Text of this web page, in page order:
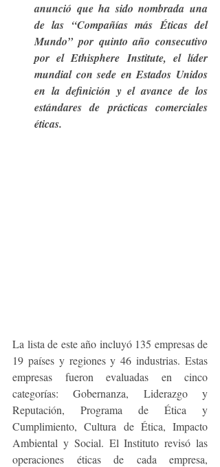
anunció que ha sido nombrada una
de las “Compañías más Éticas del
Mundo” por quinto año consecutivo
por el Ethisphere Institute, el líder
mundial con sede en Estados Unidos
en la definición y el avance de los
estándares de prácticas comerciales
éticas.
La lista de este año incluyó 135 empresas de
19 países y regiones y 46 industrias. Estas
empresas fueron evaluadas en cinco
categorías: Gobernanza, Liderazgo y
Reputación, Programa de Ética y
Cumplimiento, Cultura de Ética, Impacto
Ambiental y Social. El Instituto revisó las
operaciones éticas de cada empresa,